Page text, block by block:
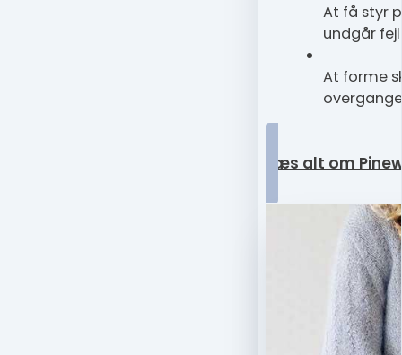
At få styr
undgår fejl
At forme
overgange
Læs alt om